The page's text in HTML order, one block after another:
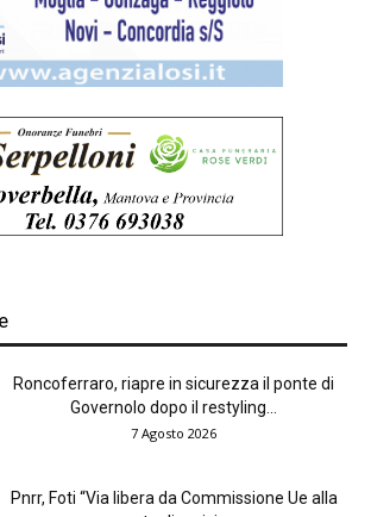
Roncoferraro, riapre in sicurezza il ponte di
Governolo dopo il restyling...
7 Agosto 2026
Pnrr, Foti “Via libera da Commissione Ue alla